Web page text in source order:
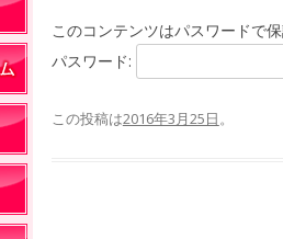
このコンテンツはパスワードで
パスワード:
この投稿は2016年3月25日。